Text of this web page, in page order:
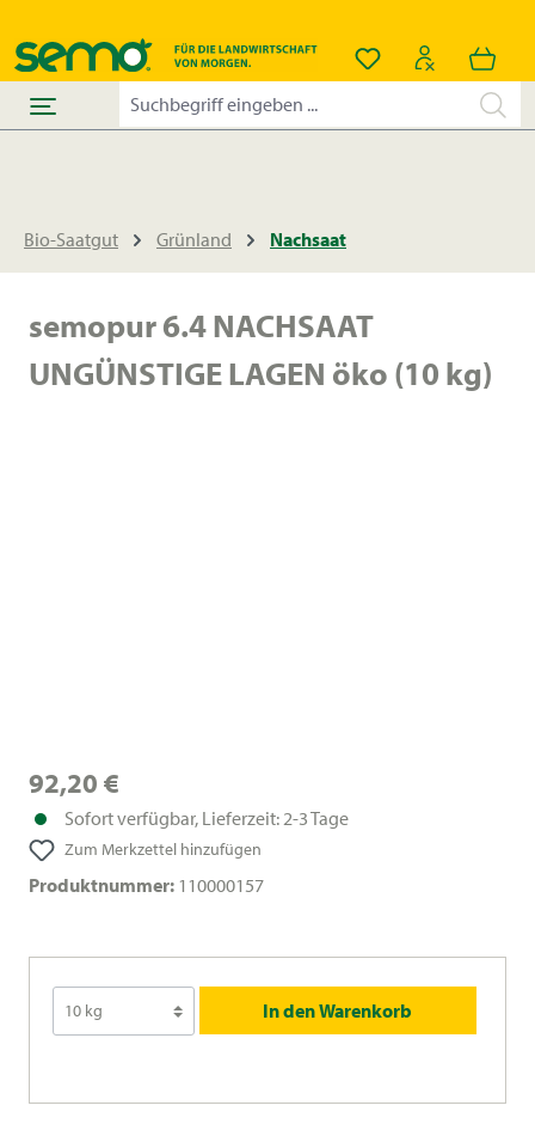
Du hast 0
Bio-Saatgut Grünland Nachsaat
semopur 6.4 NACHSAAT
UNGÜNSTIGE LAGEN öko (10 kg)
92,20 €
Sofort verfügbar, Lieferzeit: 2-3 Tage
Zum Merkzettel hinzufügen
Produktnummer: 110000157
In den Warenkorb